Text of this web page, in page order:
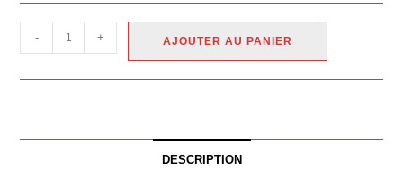
- + AJOUTER AU PANIER
DESCRIPTION